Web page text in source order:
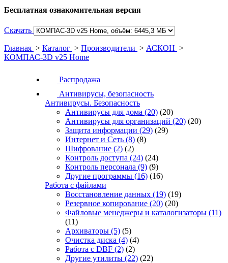
Бесплатная ознакомительная версия
Скачать
Главная > Каталог > Производители > АСКОН >
КОМПАС-3D v25 Home
Распродажа
Антивирусы, безопасность
Антивирусы. Безопасность
Антивирусы для дома (20) (20)
Антивирусы для организаций (20) (20)
Защита информации (29) (29)
Интернет и Сеть (8) (8)
Шифрование (2) (2)
Контроль доступа (24) (24)
Контроль персонала (9) (9)
Другие программы (16) (16)
Работа с файлами
Восстановление данных (19) (19)
Резервное копирование (20) (20)
Файловые менеджеры и каталогизаторы (11)
(11)
Архиваторы (5) (5)
Очистка диска (4) (4)
Работа с DBF (2) (2)
Другие утилиты (22) (22)